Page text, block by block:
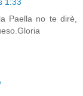
1:33
Paella no te dirè,